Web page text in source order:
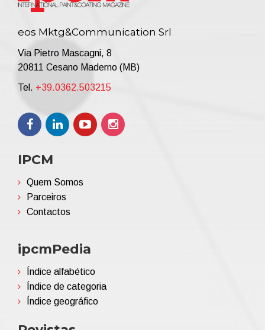
eos Mktg&Communication Srl
Via Pietro Mascagni, 8
20811 Cesano Maderno (MB)
Tel. +39.0362.503215
IPCM
Quem Somos
Parceiros
Contactos
ipcmPedia
Índice alfabético
Índice de categoria
Índice geográfico